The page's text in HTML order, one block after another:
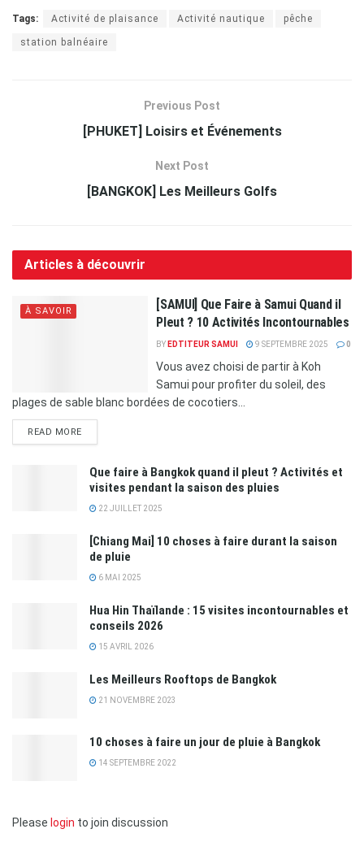
Tags: Activité de plaisance Activité nautique pêche
station balnéaire
Previous Post
[PHUKET] Loisirs et Événements
Next Post
[BANGKOK] Les Meilleurs Golfs
Articles à découvrir
À SAVOIR
[SAMUI] Que Faire à Samui Quand il
Pleut ? 10 Activités Incontournables
BY EDTITEUR SAMUI 9 SEPTEMBRE 2025 0
Vous avez choisi de partir à Koh
Samui pour profiter du soleil, des
plages de sable blanc bordées de cocotiers...
READ MORE
Que faire à Bangkok quand il pleut ? Activités et
visites pendant la saison des pluies
22 JUILLET 2025
[Chiang Mai] 10 choses à faire durant la saison
de pluie
6 MAI 2025
Hua Hin Thaïlande : 15 visites incontournables et
conseils 2026
15 AVRIL 2026
Les Meilleurs Rooftops de Bangkok
21 NOVEMBRE 2023
10 choses à faire un jour de pluie à Bangkok
14 SEPTEMBRE 2022
Please login to join discussion